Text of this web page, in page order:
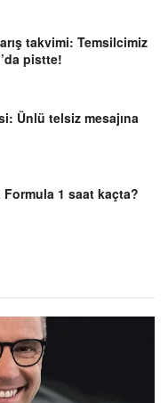
takvimi: Temsilcimiz
pistte!
Ünlü telsiz mesajına
1 saat kaçta?